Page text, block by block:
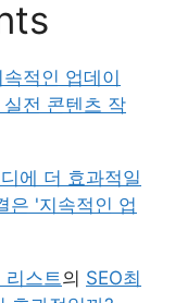
적인 업데이
전 콘텐츠 작
에 더 효과적일
은 '지속적인 업
리스트의 SEO최